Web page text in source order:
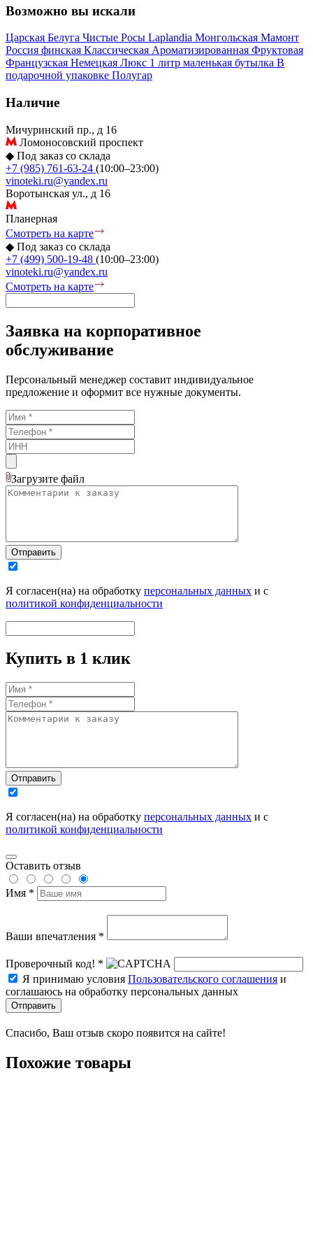
Возможно вы искали
Царская Белуга Чистые Росы Laplandia Монгольская Мамонт
Россия финская Классическая Ароматизированная Фруктовая
Французская Немецкая Люкс 1 литр маленькая бутылка В
подарочной упаковке Полугар
Наличие
Мичуринский пр., д 16
Ломоносовский проспект
◆ Под заказ со склада
+7 (985) 761-63-24 (10:00–23:00)
vinoteki.ru@yandex.ru
Воротынская ул., д 16
Планерная
Смотреть на карте
◆ Под заказ со склада
+7 (499) 500-19-48 (10:00–23:00)
vinoteki.ru@yandex.ru
Смотреть на карте
Заявка на корпоративное
обслуживание
Персональный менеджер составит индивидуальное
предложение и оформит все нужные документы.
Загрузите файл
Отправить
Я согласен(на) на обработку персональных данных и с
политикой конфиденциальности
Купить в 1 клик
Отправить
Я согласен(на) на обработку персональных данных и с
политикой конфиденциальности
Оставить отзыв
Имя *
Ваши впечатления *
Проверочный код! *
Я принимаю условия Пользовательского соглашения и
соглашаюсь на обработку персональных данных
Отправить
Спасибо, Ваш отзыв скоро появится на сайте!
Похожие товары